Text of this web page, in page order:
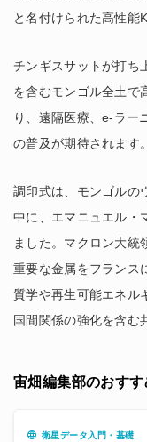
と名付けられた高性能
チンギスサットが打ち
を含むモンゴル全土で
り、遠隔医療、e-ラー
の普及が期待されます。
調印式は、モンゴルの
中に、エマニュエル・
ました。マクロン大統
重要な金属をフランス
質学や再生可能エネル
国間関係の強化を含む
宙畑編集部のおす
衛星データ入門・基礎